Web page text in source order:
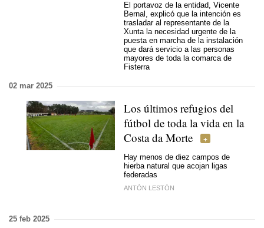
El portavoz de la entidad, Vicente
Bernal, explicó que la intención es
trasladar al representante de la
Xunta la necesidad urgente de la
puesta en marcha de la instalación
que dará servicio a las personas
mayores de toda la comarca de
Fisterra
02 mar 2025
Los últimos refugios del
fútbol de toda la vida en la
Costa da Morte
Hay menos de diez campos de
hierba natural que acojan ligas
federadas
ANTÓN LESTÓN
25 feb 2025